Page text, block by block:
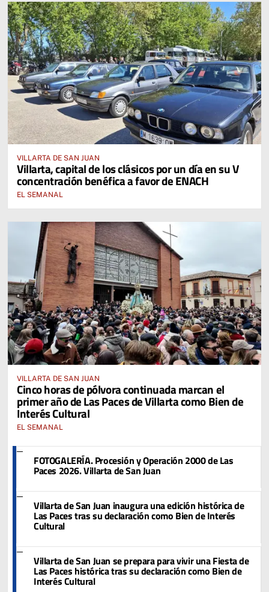
VILLARTA DE SAN JUAN
Villarta, capital de los clásicos por un día en su V
concentración benéfica a favor de ENACH
EL SEMANAL
VILLARTA DE SAN JUAN
Cinco horas de pólvora continuada marcan el
primer año de Las Paces de Villarta como Bien de
Interés Cultural
EL SEMANAL
FOTOGALERÍA. Procesión y Operación 2000 de Las
Paces 2026. Villarta de San Juan
Villarta de San Juan inaugura una edición histórica de
Las Paces tras su declaración como Bien de Interés
Cultural
Villarta de San Juan se prepara para vivir una Fiesta de
Las Paces histórica tras su declaración como Bien de
Interés Cultural